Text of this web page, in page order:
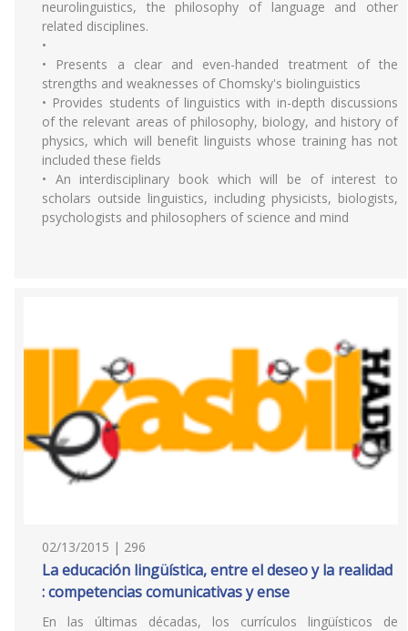
neurolinguistics, the philosophy of language and other
related disciplines.
•
• Presents a clear and even-handed treatment of the
strengths and weaknesses of Chomsky's biolinguistics
• Provides students of linguistics with in-depth discussions
of the relevant areas of philosophy, biology, and history of
physics, which will benefit linguists whose training has not
included these fields
• An interdisciplinary book which will be of interest to
scholars outside linguistics, including physicists, biologists,
psychologists and philosophers of science and mind
02/13/2015 | 296
La educación lingüística, entre el deseo y la realidad
: competencias comunicativas y ense
En las últimas décadas, los currículos lingüísticos de